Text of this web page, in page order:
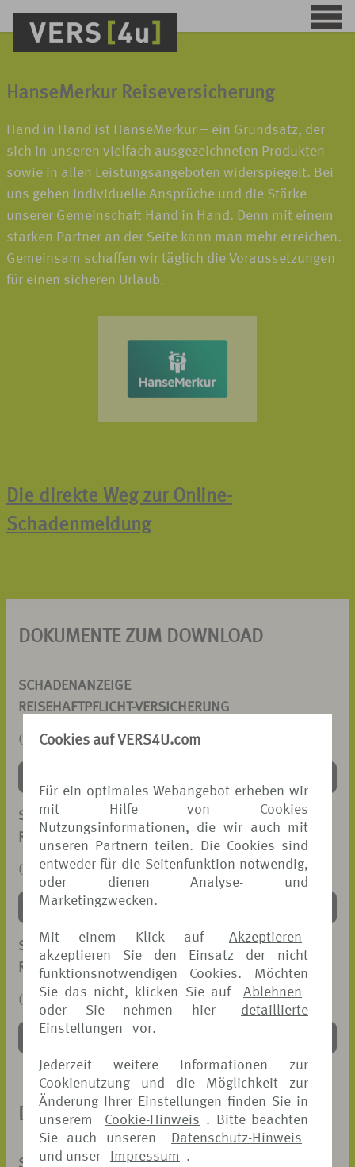
Cookies auf VERS4U.com
Für ein optimales Webangebot erheben wir
mit Hilfe von Cookies
Nutzungsinformationen, die wir auch mit
unseren Partnern teilen. Die Cookies sind
entweder für die Seitenfunktion notwendig,
oder dienen Analyse- und
Marketingzwecken.
Mit einem Klick auf
Akzeptieren
akzeptieren Sie den Einsatz der nicht
funktionsnotwendigen Cookies. Möchten
Sie das nicht, klicken Sie auf
Ablehnen
oder Sie nehmen hier
detaillierte
Einstellungen
vor.
Jederzeit weitere Informationen zur
Cookienutzung und die Möglichkeit zur
Änderung Ihrer Einstellungen finden Sie in
unserem
Cookie-Hinweis . Bitte beachten
Sie auch unseren
Datenschutz-Hinweis
und unser
Impressum .
HanseMerkur Reiseversicherung
Hand in Hand ist HanseMerkur – ein Grundsatz, der
sich in unseren vielfach ausgezeichneten Produkten
sowie in allen Leistungsangeboten widerspiegelt. Bei
uns gehen individuelle Ansprüche und die Stärke
unserer Gemeinschaft Hand in Hand. Denn mit einem
starken Partner an der Seite kann man mehr erreichen.
Gemeinsam schaffen wir täglich die Voraussetzungen
für einen sicheren Urlaub.
Die direkte Weg zur Online-
Schadenmeldung
DOKUMENTE ZUM DOWNLOAD
SCHADENANZEIGE
REISEHAFTPFLICHT-VERSICHERUNG
(PDF, 43 KB)
SCHADENANZEIGE
REISEGEPÄCK-VERSICHERUNG
(PDF, 101 KB)
DOWNLOAD >
SCHADENANZEIGE
REISEKRANKEN-VERSICHERUNG
(PDF, 91 KB)
DOKUMENTE ZUM DOWNLOAD
SCHADENANZEIGE